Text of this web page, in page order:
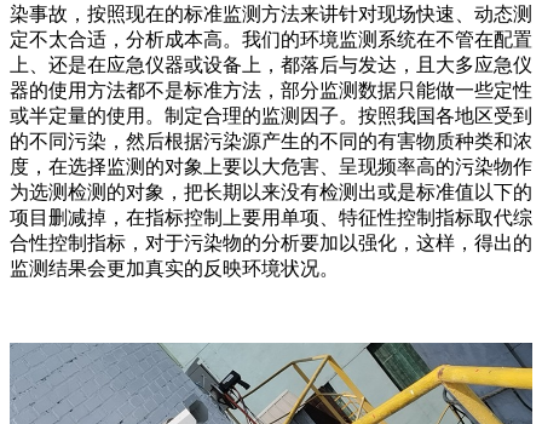
染事故，按照现在的标准监测方法来讲针对现场快速、动态测
定不太合适，分析成本高。我们的环境监测系统在不管在配置
上、还是在应急仪器或设备上，都落后与发达，且大多应急仪
器的使用方法都不是标准方法，部分监测数据只能做一些定性
或半定量的使用。制定合理的监测因子。按照我国各地区受到
的不同污染，然后根据污染源产生的不同的有害物质种类和浓
度，在选择监测的对象上要以大危害、呈现频率高的污染物作
为选测检测的对象，把长期以来没有检测出或是标准值以下的
项目删减掉，在指标控制上要用单项、特征性控制指标取代综
合性控制指标，对于污染物的分析要加以强化，这样，得出的
监测结果会更加真实的反映环境状况。